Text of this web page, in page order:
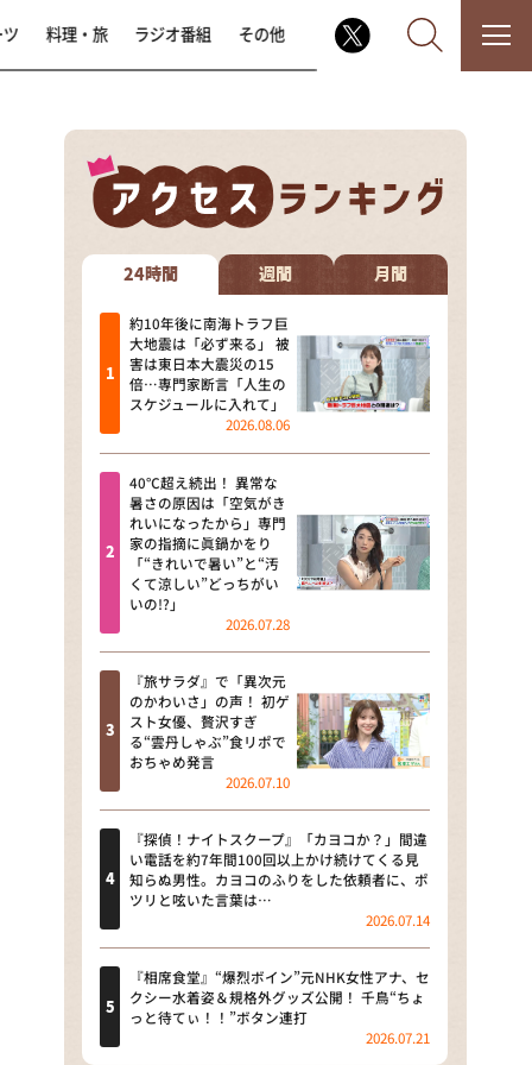
なるみ・岡村の過ぎるTV
相席食堂
これ余談なんですけど・・・
～人生密着トークバラエティ！
～ やすとものいたって真剣です
探偵！ナイトスクープ
news おかえり
河合＆A.B.C-Z塚田×福井アナ
「なんでやねん！？」（news お
かえり）
DAIGOも台所 ～きょうの献立 何
にする？～
本日はダイアンなり！シーズン２
朝だ！生です旅サラダ
教えて！ニュースライブ 正義の
ミカタ
ＬＩＦＥ～夢のカタチ～
新婚さんいらっしゃい！
ポツンと一軒家
ザキ山小屋本館
料理・旅 ラジオ番組 その他
24時間 週間 月間
約10年後に南海トラフ巨
大地震は「必ず来る」 被
害は東日本大震災の15
倍…専門家断言「人生の
スケジュールに入れて」
2026.08.06
40℃超え続出！ 異常な
暑さの原因は「空気がき
れいになったから」専門
家の指摘に眞鍋かをり
「“きれいで暑い”と“汚
くて涼しい”どっちがい
いの!?」
2026.07.28
『旅サラダ』で「異次元
のかわいさ」の声！ 初ゲ
スト女優、贅沢すぎ
る“雲丹しゃぶ”食リポで
おちゃめ発言
2026.07.10
『探偵！ナイトスクープ』「カヨコか？」間違
い電話を約7年間100回以上かけ続けてくる見
知らぬ男性。カヨコのふりをした依頼者に、ポ
ツリと呟いた言葉は…
2026.07.14
『相席食堂』“爆烈ボイン”元NHK女性アナ、セ
クシー水着姿＆規格外グッズ公開！ 千鳥“ちょ
っと待てぃ！！”ボタン連打
2026.07.21